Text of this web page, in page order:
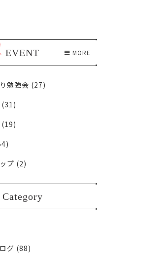
EVENT MORE
勉強会 (27)
(31)
(19)
プ (2)
Category
グ (88)